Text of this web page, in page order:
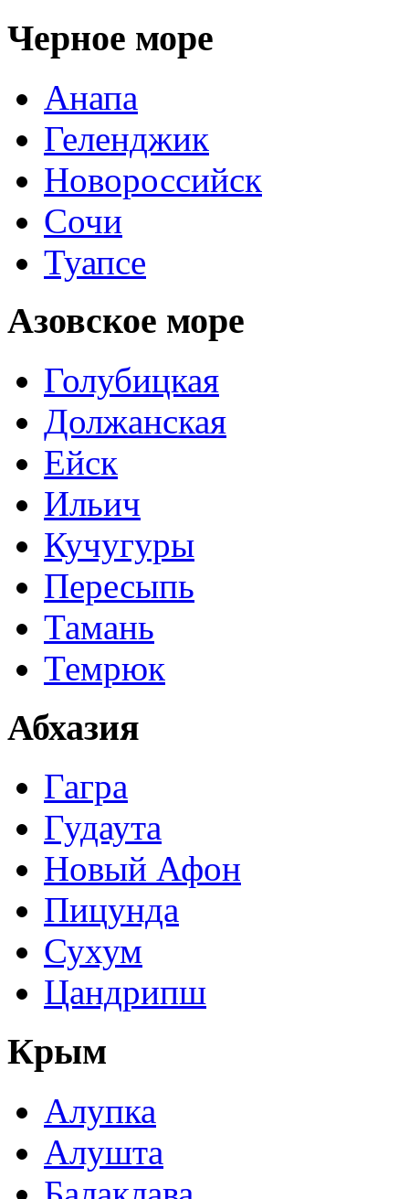
Черное море
Анапа
Геленджик
Новороссийск
Сочи
Туапсе
Азовское море
Голубицкая
Должанская
Ейск
Ильич
Кучугуры
Пересыпь
Тамань
Темрюк
Абхазия
Гагра
Гудаута
Новый Афон
Пицунда
Сухум
Цандрипш
Крым
Алупка
Алушта